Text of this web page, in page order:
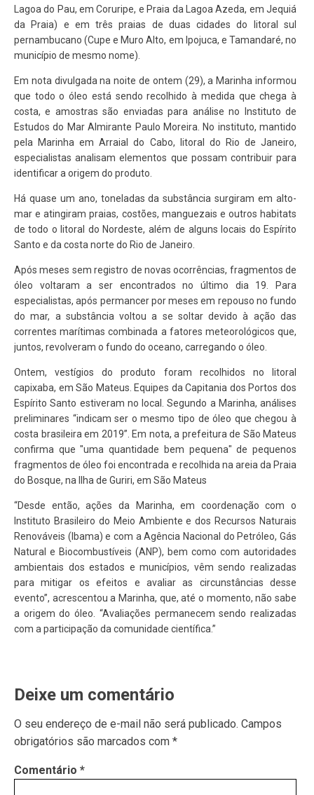
Lagoa do Pau, em Coruripe, e Praia da Lagoa Azeda, em Jequiá
da Praia) e em três praias de duas cidades do litoral sul
pernambucano (Cupe e Muro Alto, em Ipojuca, e Tamandaré, no
município de mesmo nome).
Em nota divulgada na noite de ontem (29), a Marinha informou
que todo o óleo está sendo recolhido à medida que chega à
costa, e amostras são enviadas para análise no Instituto de
Estudos do Mar Almirante Paulo Moreira. No instituto, mantido
pela Marinha em Arraial do Cabo, litoral do Rio de Janeiro,
especialistas analisam elementos que possam contribuir para
identificar a origem do produto.
Há quase um ano, toneladas da substância surgiram em alto-
mar e atingiram praias, costões, manguezais e outros habitats
de todo o litoral do Nordeste, além de alguns locais do Espírito
Santo e da costa norte do Rio de Janeiro.
Após meses sem registro de novas ocorrências, fragmentos de
óleo voltaram a ser encontrados no último dia 19. Para
especialistas, após permancer por meses em repouso no fundo
do mar, a substância voltou a se soltar devido à ação das
correntes marítimas combinada a fatores meteorológicos que,
juntos, revolveram o fundo do oceano, carregando o óleo.
Ontem, vestígios do produto foram recolhidos no litoral
capixaba, em São Mateus. Equipes da Capitania dos Portos dos
Espírito Santo estiveram no local. Segundo a Marinha, análises
preliminares “indicam ser o mesmo tipo de óleo que chegou à
costa brasileira em 2019”. Em nota, a prefeitura de São Mateus
confirma que "uma quantidade bem pequena" de pequenos
fragmentos de óleo foi encontrada e recolhida na areia da Praia
do Bosque, na Ilha de Guriri, em São Mateus
“Desde então, ações da Marinha, em coordenação com o
Instituto Brasileiro do Meio Ambiente e dos Recursos Naturais
Renováveis (Ibama) e com a Agência Nacional do Petróleo, Gás
Natural e Biocombustíveis (ANP), bem como com autoridades
ambientais dos estados e municípios, vêm sendo realizadas
para mitigar os efeitos e avaliar as circunstâncias desse
evento”, acrescentou a Marinha, que, até o momento, não sabe
a origem do óleo. “Avaliações permanecem sendo realizadas
com a participação da comunidade científica.”
Deixe um comentário
O seu endereço de e-mail não será publicado. Campos
obrigatórios são marcados com *
Comentário *